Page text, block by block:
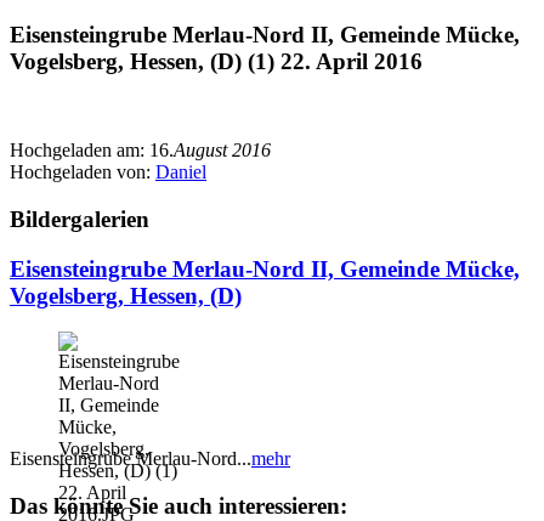
Eisensteingrube Merlau-Nord II, Gemeinde Mücke,
Vogelsberg, Hessen, (D) (1) 22. April 2016
Hochgeladen am: 16.August 2016
Hochgeladen von: Daniel
Bildergalerien
Eisensteingrube Merlau-Nord II, Gemeinde Mücke,
Vogelsberg, Hessen, (D)
Eisensteingrube Merlau-Nord...mehr
Das könnte Sie auch interessieren: